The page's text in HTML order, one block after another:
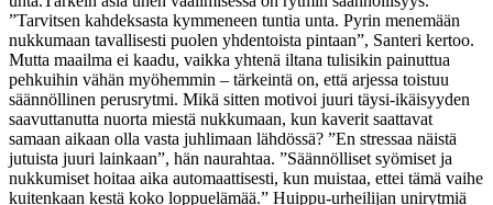
”Tarvitsen kahdeksasta kymmeneen tuntia unta. Pyrin menemään
nukkumaan tavallisesti puolen yhdentoista pintaan”, Santeri kertoo.
Mutta maailma ei kaadu, vaikka yhtenä iltana tulisikin painuttua
pehkuihin vähän myöhemmin – tärkeintä on, että arjessa toistuu
säännöllinen perusrytmi. Mikä sitten motivoi juuri täysi-ikäisyyden
saavuttanutta nuorta miestä nukkumaan, kun kaverit saattavat
samaan aikaan olla vasta juhlimaan lähdössä? ”En stressaa näistä
jutuista juuri lainkaan”, hän naurahtaa. ”Säännölliset syömiset ja
nukkumiset hoitaa aika automaattisesti, kun muistaa, ettei tämä vaihe
kuitenkaan kestä koko loppuelämää.” Huippu-urheilijan unirytmiä